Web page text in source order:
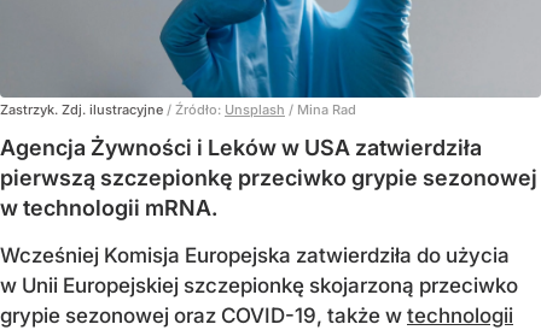
Zastrzyk. Zdj. ilustracyjne / Źródło: Unsplash / Mina Rad
Agencja Żywności i Leków w USA zatwierdziła
pierwszą szczepionkę przeciwko grypie sezonowej
w technologii mRNA.
Wcześniej Komisja Europejska zatwierdziła do użycia
w Unii Europejskiej szczepionkę skojarzoną przeciwko
grypie sezonowej oraz COVID-19, także w technologii